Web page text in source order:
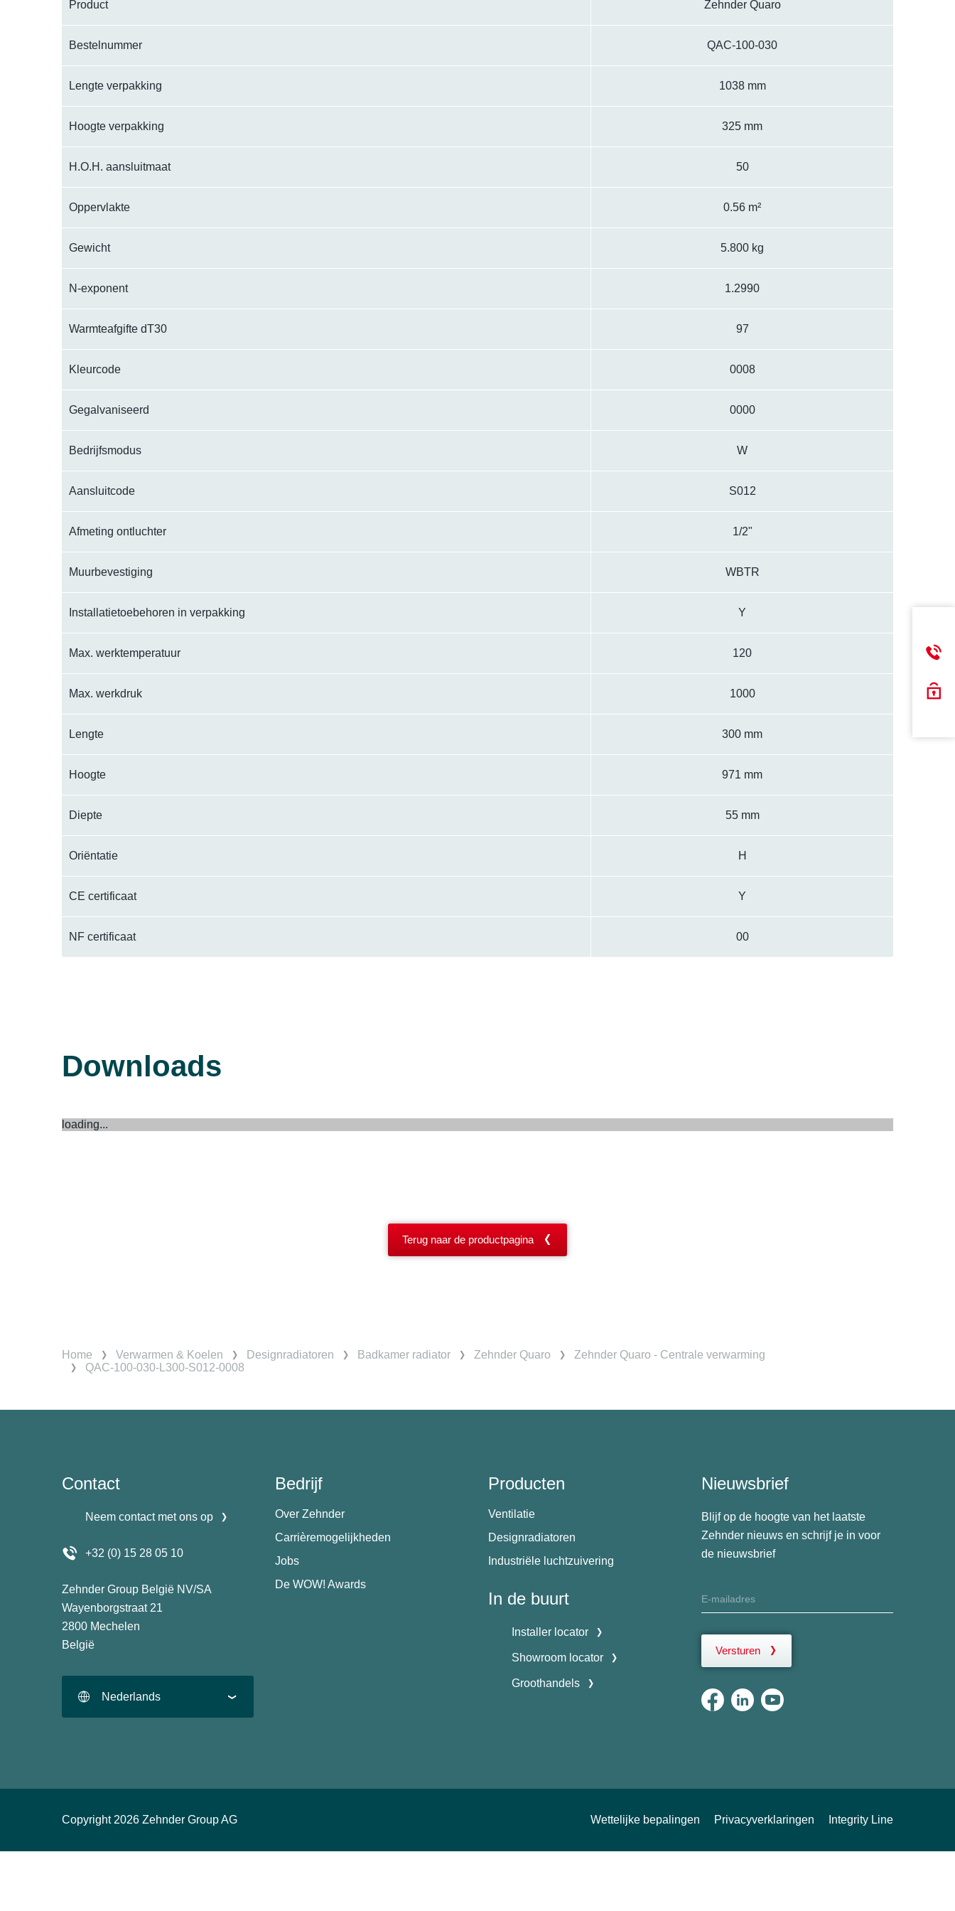
Product Zehnder Quaro
Bestelnummer QAC-100-030
Lengte verpakking 1038 mm
Hoogte verpakking 325 mm
H.O.H. aansluitmaat 50
Oppervlakte 0.56 m²
Gewicht 5.800 kg
N-exponent 1.2990
Warmteafgifte dT30 97
Kleurcode 0008
Gegalvaniseerd 0000
Bedrijfsmodus W
Aansluitcode S012
Afmeting ontluchter 1/2"
Muurbevestiging WBTR
Installatietoebehoren in verpakking Y
Max. werktemperatuur 120
Max. werkdruk 1000
Lengte 300 mm
Hoogte 971 mm
Diepte 55 mm
Oriëntatie H
CE certificaat Y
NF certificaat 00
Downloads
loading...
Terug naar de productpagina
Home Verwarmen & Koelen Designradiatoren Badkamer radiator Zehnder Quaro
Zehnder Quaro - Centrale verwarming
QAC-100-030-L300-S012-0008
Contact
Neem contact met ons op
+32 (0) 15 28 05 10
Zehnder Group België NV/SA
Wayenborgstraat 21
2800 Mechelen
België
Nederlands
Bedrijf
Over Zehnder
Carrièremogelijkheden
Jobs
De WOW! Awards
Producten
Ventilatie
Designradiatoren
Industriële luchtzuivering
In de buurt
Installer locator
Showroom locator
Groothandels
Nieuwsbrief
Blijf op de hoogte van het laatste
Zehnder nieuws en schrijf je in voor
de nieuwsbrief
Versturen
Copyright 2026 Zehnder Group AG Wettelijke bepalingen Privacyverklaringen Integrity Line